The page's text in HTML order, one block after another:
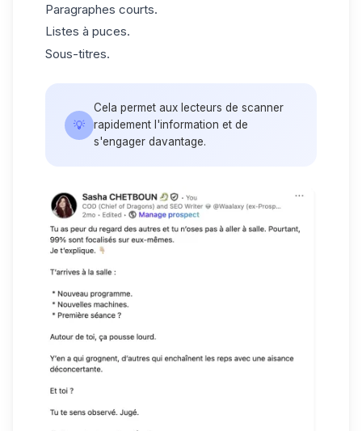
Paragraphes courts.
Listes à puces.
Sous-titres.
💡
Cela permet aux lecteurs de scanner
rapidement l'information et de
s'engager davantage.